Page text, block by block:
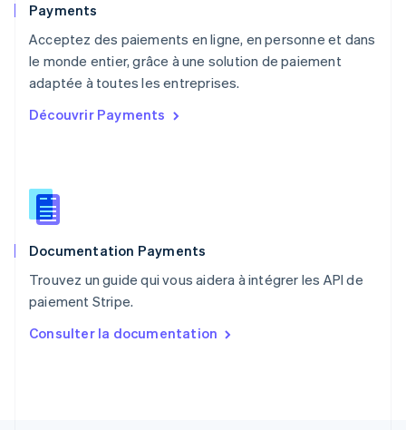
Payments
Acceptez des paiements en ligne, en personne et dans
le monde entier, grâce à une solution de paiement
adaptée à toutes les entreprises.
Découvrir Payments
Documentation Payments
Trouvez un guide qui vous aidera à intégrer les API de
paiement Stripe.
Consulter la documentation
English
NederlandsEnglish
Pologne
English
PortuguêsEnglish
English
Roumanie
Royaume-Uni
Singapour
English 简体中文
English